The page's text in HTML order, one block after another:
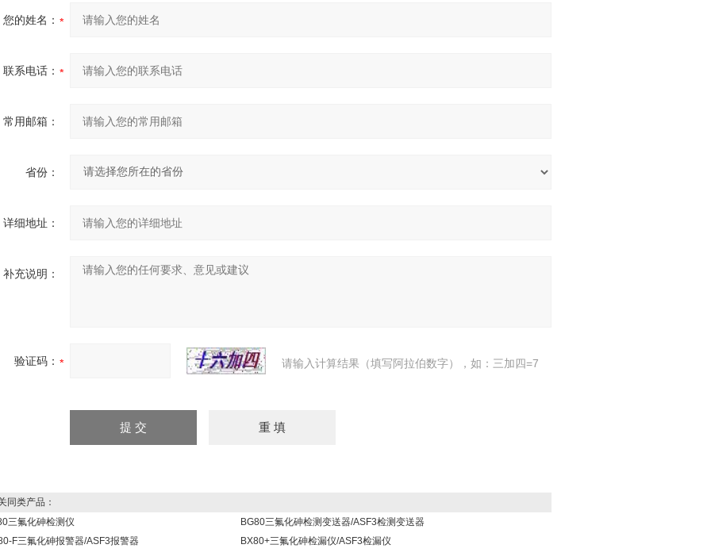
您的姓名：
联系电话：
常用邮箱：
省份：
详细地址：
补充说明：
验证码： 请输入计算结果（填写阿拉伯数字），如：三加四=7
类产品：
三氟化砷检测仪
BG80三氟化砷检测变送器/ASF3检测变送器
F三氟化砷报警器/ASF3报警器
BX80+三氟化砷检漏仪/ASF3检漏仪